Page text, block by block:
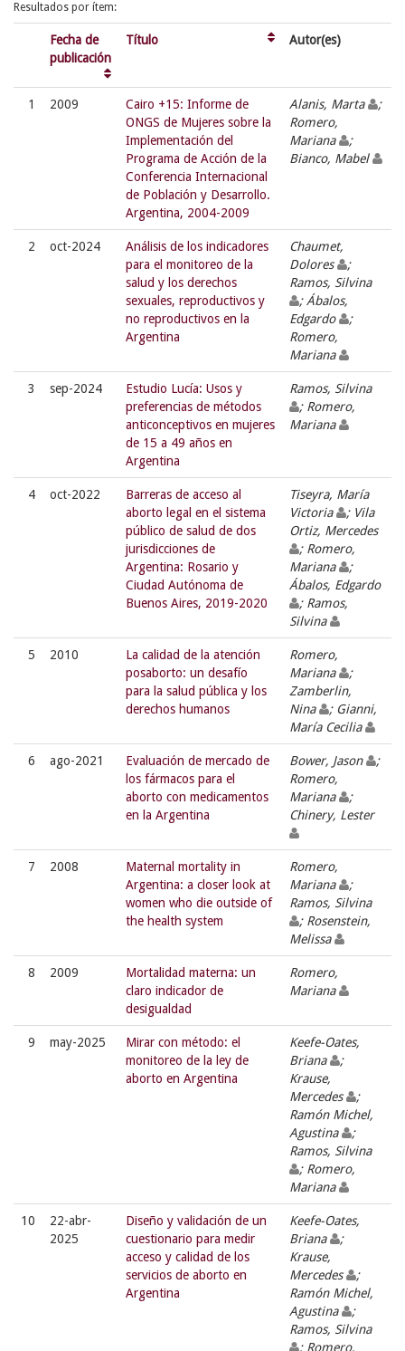
Resultados por ítem:
Fecha de
publicación
Título Autor(es)
1 2009
Cairo +15: Informe de
ONGS de Mujeres sobre la
Implementación del
Programa de Acción de la
Conferencia Internacional
de Población y Desarrollo.
Argentina, 2004-2009
Alanis, Marta
;
Romero,
Mariana
;
Bianco, Mabel
2 oct-2024
Análisis de los indicadores
para el monitoreo de la
salud y los derechos
sexuales, reproductivos y
no reproductivos en la
Argentina
Chaumet,
Dolores
;
Ramos, Silvina
; Ábalos,
Edgardo
;
Romero,
Mariana
3 sep-2024
Estudio Lucía: Usos y
preferencias de métodos
anticonceptivos en mujeres
de 15 a 49 años en
Argentina
Ramos, Silvina
; Romero,
Mariana
4 oct-2022
Barreras de acceso al
aborto legal en el sistema
público de salud de dos
jurisdicciones de
Argentina: Rosario y
Ciudad Autónoma de
Buenos Aires, 2019-2020
Tiseyra, María
Victoria
; Vila
Ortiz, Mercedes
; Romero,
Mariana
;
Ábalos, Edgardo
; Ramos,
Silvina
5 2010
La calidad de la atención
posaborto: un desafío
para la salud pública y los
derechos humanos
Romero,
Mariana
;
Zamberlin,
Nina
; Gianni,
María Cecilia
6 ago-2021
Evaluación de mercado de
los fármacos para el
aborto con medicamentos
en la Argentina
Bower, Jason
;
Romero,
Mariana
;
Chinery, Lester
7 2008
Maternal mortality in
Argentina: a closer look at
women who die outside of
the health system
Romero,
Mariana
;
Ramos, Silvina
; Rosenstein,
Melissa
8 2009
Mortalidad materna: un
claro indicador de
desigualdad
Romero,
Mariana
9 may-2025
Mirar con método: el
monitoreo de la ley de
aborto en Argentina
Keefe-Oates,
Briana
;
Krause,
Mercedes
;
Ramón Michel,
Agustina
;
Ramos, Silvina
; Romero,
Mariana
10
22-abr-
2025
Diseño y validación de un
cuestionario para medir
acceso y calidad de los
servicios de aborto en
Argentina
Keefe-Oates,
Briana
;
Krause,
Mercedes
;
Ramón Michel,
Agustina
;
Ramos, Silvina
; Romero,